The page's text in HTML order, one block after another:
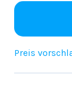
Preis